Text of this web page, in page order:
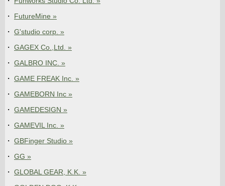
FutureMine »
G'studio corp. »
GAGEX Co.,Ltd. »
GALBRO INC. »
GAME FREAK Inc. »
GAMEBORN Inc »
GAMEDESIGN »
GAMEVIL Inc. »
GBFinger Studio »
GG »
GLOBAL GEAR, K.K. »